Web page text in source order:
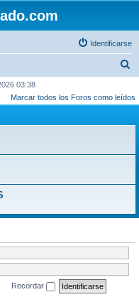
Identificarse
s
03:38
Marcar todos los Foros como leídos
Recordar